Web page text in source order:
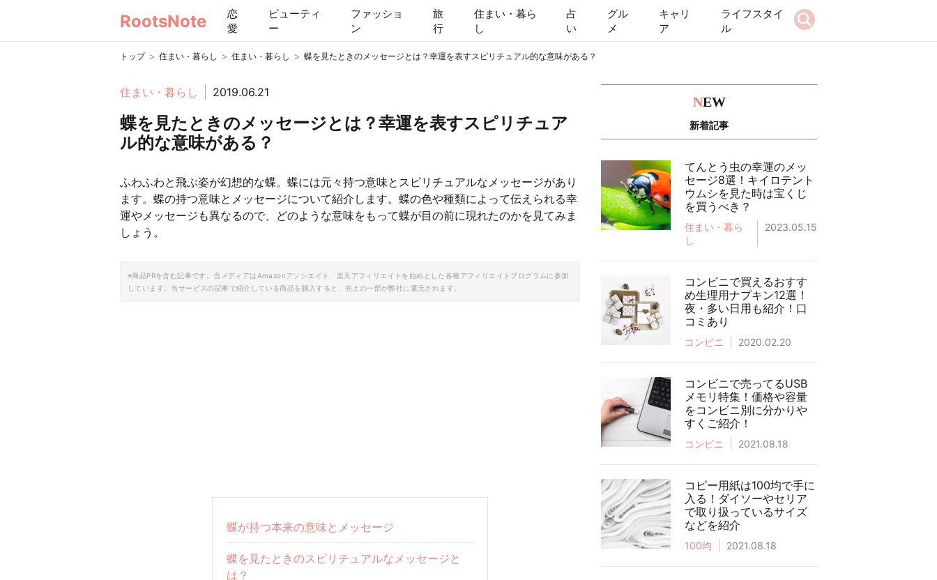
RootsNote
恋
愛
ビューティ
ー
ファッショ
ン
旅
行
住まい・暮ら
し
占
い
グル
メ
キャリ
ア
ライフスタイ
ル
トップ > 住まい・暮らし > 住まい・暮らし > 蝶を見たときのメッセージとは？幸運を表すスピリチュアル的な意味がある？
住まい・暮らし 2019.06.21
蝶を見たときのメッセージとは？幸運を表すスピリチュア
ル的な意味がある？
ふわふわと飛ぶ姿が幻想的な蝶。蝶には元々持つ意味とスピリチュアルなメッセージがあり
ます。蝶の持つ意味とメッセージについて紹介します。蝶の色や種類によって伝えられる幸
運やメッセージも異なるので、どのような意味をもって蝶が目の前に現れたのかを見てみま
しょう。
※商品PRを含む記事です。当メディアはAmazonアソシエイト、楽天アフィリエイトを始めとした各種アフィリエイトプログラムに参加
しています。当サービスの記事で紹介している商品を購入すると、売上の一部が弊社に還元されます。
蝶が持つ本来の意味とメッセージ
蝶を見たときのスピリチュアルなメッセージと
は？
NEW
新着記事
てんとう虫の幸運のメッ
セージ8選！キイロテント
ウムシを見た時は宝くじ
を買うべき？
住まい・暮ら
し
2023.05.15
コンビニで買えるおすす
め生理用ナプキン12選！
夜・多い日用も紹介！口
コミあり
コンビニ 2020.02.20
コンビニで売ってるUSB
メモリ特集！価格や容量
をコンビニ別に分かりや
すくご紹介！
コンビニ 2021.08.18
コピー用紙は100均で手に
入る！ダイソーやセリア
で取り扱っているサイズ
などを紹介
100均 2021.08.18